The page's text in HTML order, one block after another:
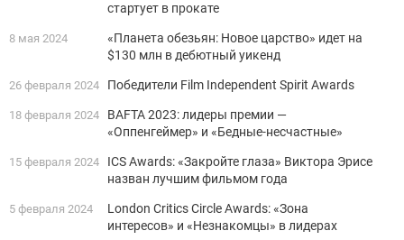
стартует в прокате
8 мая 2024
«Планета обезьян: Новое царство» идет на
$130 млн в дебютный уикенд
26 февраля 2024 Победители Film Independent Spirit Awards
18 февраля 2024
BAFTA 2023: лидеры премии —
«Оппенгеймер» и «Бедные-несчастные»
15 февраля 2024
ICS Awards: «Закройте глаза» Виктора Эрисе
назван лучшим фильмом года
5 февраля 2024
London Critics Circle Awards: «Зона
интересов» и «Незнакомцы» в лидерах